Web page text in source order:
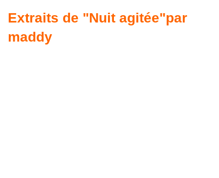
Extraits de "Nuit agitée"par
maddy